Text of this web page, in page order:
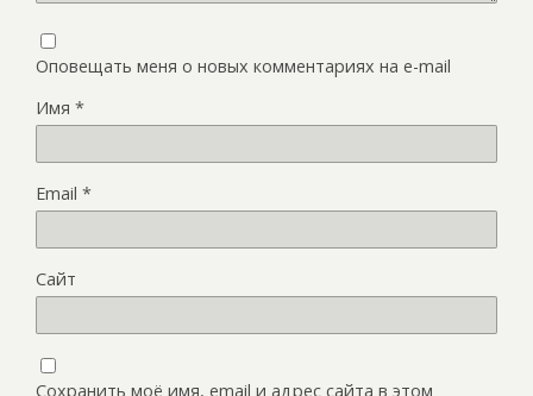
Оповещать меня о новых комментариях на e-mail
Имя *
Email *
Сайт
Сохранить моё имя, email и адрес сайта в этом